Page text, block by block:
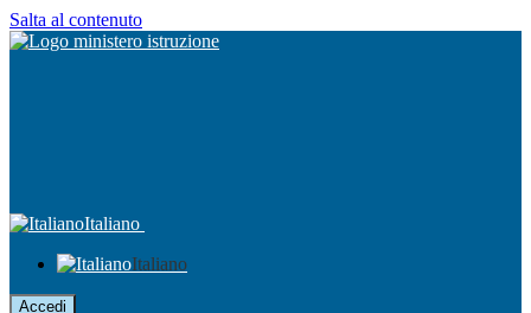
Salta al contenuto
Italiano
Italiano
Accedi